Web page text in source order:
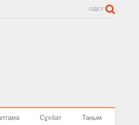
ІЗДЕУ
Сұхбат Таным